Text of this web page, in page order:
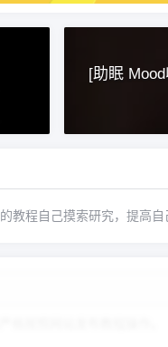
[助眠
教程自己摸索研究，提高自